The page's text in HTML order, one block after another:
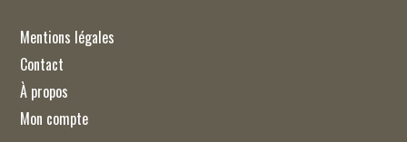
Mentions légales
Contact
À propos
Mon compte